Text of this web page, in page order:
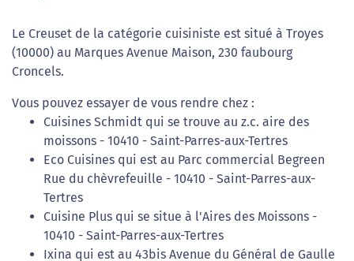
Le Creuset de la catégorie cuisiniste est situé à Troyes
(10000) au Marques Avenue Maison, 230 faubourg
Croncels.
Vous pouvez essayer de vous rendre chez :
Cuisines Schmidt qui se trouve au z.c. aire des
moissons - 10410 - Saint-Parres-aux-Tertres
Eco Cuisines qui est au Parc commercial Begreen
Rue du chèvrefeuille - 10410 - Saint-Parres-aux-
Tertres
Cuisine Plus qui se situe à l'Aires des Moissons -
10410 - Saint-Parres-aux-Tertres
Ixina qui est au 43bis Avenue du Général de Gaulle